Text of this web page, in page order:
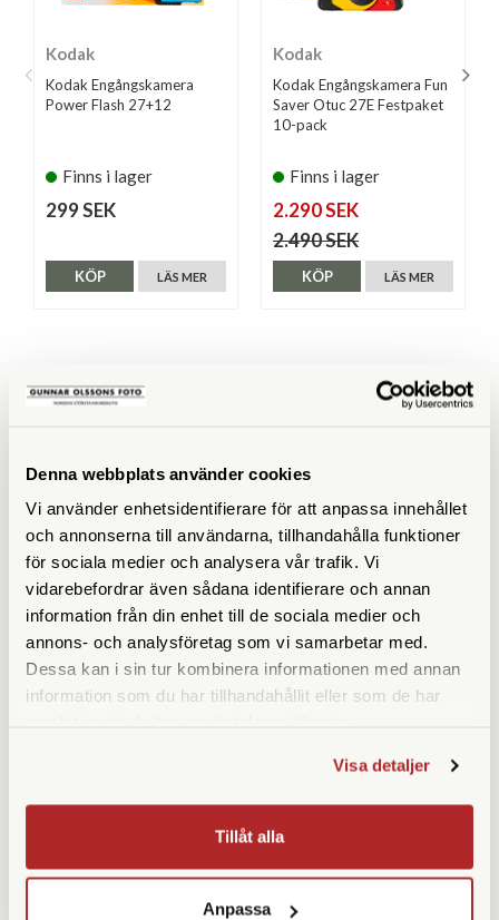
Denna webbplats använder cookies
Vi använder enhetsidentifierare för att anpassa innehållet
och annonserna till användarna, tillhandahålla funktioner
för sociala medier och analysera vår trafik. Vi
vidarebefordrar även sådana identifierare och annan
information från din enhet till de sociala medier och
annons- och analysföretag som vi samarbetar med.
Dessa kan i sin tur kombinera informationen med annan
information som du har tillhandahållit eller som de har
Visa detaljer
Tillåt alla
Anpassa
Kodak
Kodak Engångskamera
Power Flash 27+12
Finns i lager
299 SEK
LÄS MER
KÖP
Kodak
Kodak Engångskamera Fun
Saver Otuc 27E Festpaket
10-pack
Finns i lager
2.290 SEK
2.490 SEK
LÄS MER
KÖP
Squarehood Smallrig
/ X-T4 / X-T5 / RICOH GR IV